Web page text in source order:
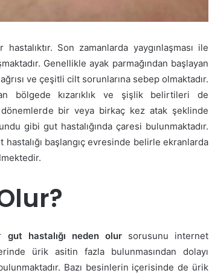
Son zamanlarda yaygınlaşması ile
Genellikle ayak parmağından başlayan
ve çeşitli cilt sorunlarına sebep olmaktadır.
bölgede kızarıklık ve şişlik belirtileri de
bir veya birkaç kez atak şeklinde
gibi gut hastalığında çaresi bulunmaktadır.
hastalığı başlangıç evresinde belirle ekranlarda
gut hastalığı neden olursorusunu internet
ürik asitin fazla bulunmasından dolayı
Bazı besinlerin içerisinde de ürik